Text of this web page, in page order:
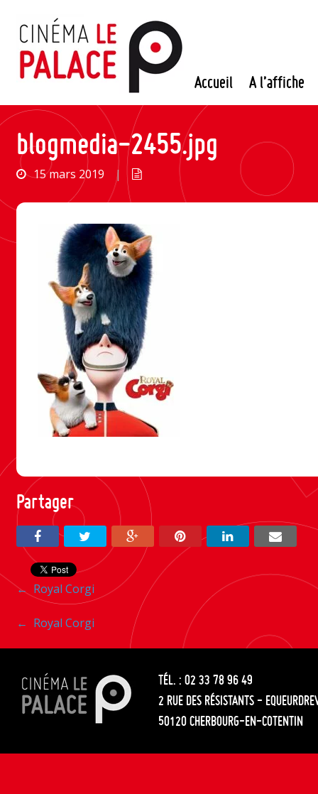
contenu
Accueil A l’affiche
blogmedia-2455.jpg
15 mars 2019 |
Partager
Navigation
entre
les
articles
← Royal Corgi
Navigation
entre
les
articles
← Royal Corgi
TÉL. : 02 33 78 96 49
2 RUE DES RÉSISTANTS -
50120 CHERBOURG-EN-COTENTIN